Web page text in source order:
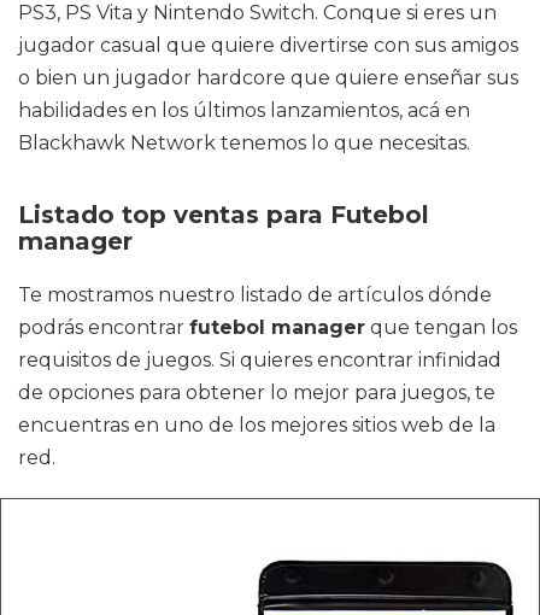
PS3, PS Vita y Nintendo Switch. Conque si eres un
jugador casual que quiere divertirse con sus amigos
o bien un jugador hardcore que quiere enseñar sus
habilidades en los últimos lanzamientos, acá en
Blackhawk Network tenemos lo que necesitas.
Listado top ventas para Futebol
manager
Te mostramos nuestro listado de artículos dónde
podrás encontrar futebol manager que tengan los
requisitos de juegos. Si quieres encontrar infinidad
de opciones para obtener lo mejor para juegos, te
encuentras en uno de los mejores sitios web de la
red.